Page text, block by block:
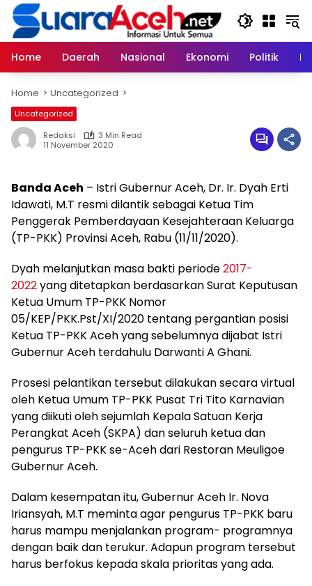
Skip
content
Home
Daerah Nasional Ekonomi Politik
Home Uncategorized
Uncategorized
Redaksi
3 Min Read
11 November 2020
Banda Aceh – Istri Gubernur Aceh, Dr. Ir. Dyah Erti
Idawati, M.T resmi dilantik sebagai Ketua Tim
Penggerak Pemberdayaan Kesejahteraan Keluarga
(TP-PKK) Provinsi Aceh, Rabu (11/11/2020).
Dyah melanjutkan masa bakti periode2017-
2022yang ditetapkan berdasarkan Surat Keputusan
Ketua Umum TP-PKK Nomor
05/KEP/PKK.Pst/XI/2020 tentang pergantian posisi
Ketua TP-PKK Aceh yang sebelumnya dijabat Istri
Gubernur Aceh terdahulu Darwanti A Ghani.
Prosesi pelantikan tersebut dilakukan secara virtual
oleh Ketua Umum TP-PKK Pusat Tri Tito Karnavian
yang diikuti oleh sejumlah Kepala Satuan Kerja
Perangkat Aceh (SKPA) dan seluruh ketua dan
pengurus TP-PKK se-Aceh dari Restoran Meuligoe
Gubernur Aceh.
Dalam kesempatan itu, Gubernur Aceh Ir. Nova
Iriansyah, M.T meminta agar pengurus TP-PKK baru
harus mampu menjalankan program- programnya
dengan baik dan terukur. Adapun program tersebut
harus berfokus kepada skala prioritas yang ada.